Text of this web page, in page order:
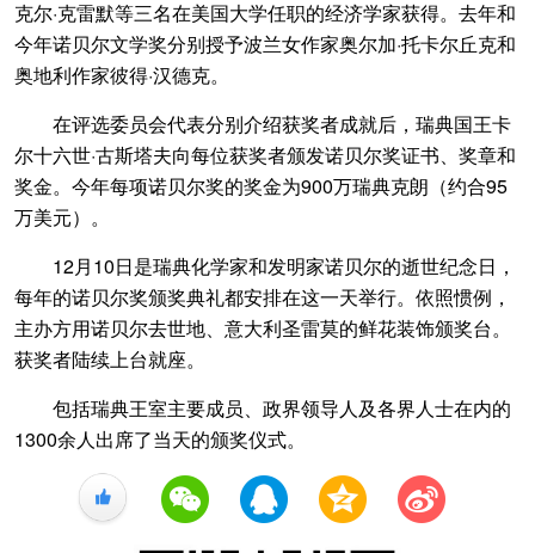
克尔·克雷默等三名在美国大学任职的经济学家获得。去年和
今年诺贝尔文学奖分别授予波兰女作家奥尔加·托卡尔丘克和
奥地利作家彼得·汉德克。
在评选委员会代表分别介绍获奖者成就后，瑞典国王卡
尔十六世·古斯塔夫向每位获奖者颁发诺贝尔奖证书、奖章和
奖金。今年每项诺贝尔奖的奖金为900万瑞典克朗（约合95
万美元）。
12月10日是瑞典化学家和发明家诺贝尔的逝世纪念日，
每年的诺贝尔奖颁奖典礼都安排在这一天举行。依照惯例，
主办方用诺贝尔去世地、意大利圣雷莫的鲜花装饰颁奖台。
获奖者陆续上台就座。
包括瑞典王室主要成员、政界领导人及各界人士在内的
1300余人出席了当天的颁奖仪式。
+1